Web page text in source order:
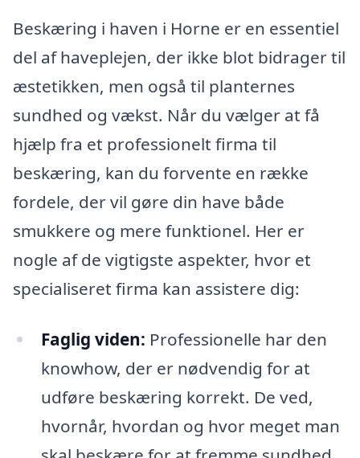
Beskæring i haven i Horne er en essentiel
del af haveplejen, der ikke blot bidrager til
æstetikken, men også til planternes
sundhed og vækst. Når du vælger at få
hjælp fra et professionelt firma til
beskæring, kan du forvente en række
fordele, der vil gøre din have både
smukkere og mere funktionel. Her er
nogle af de vigtigste aspekter, hvor et
specialiseret firma kan assistere dig:
Faglig viden: Professionelle har den
knowhow, der er nødvendig for at
udføre beskæring korrekt. De ved,
hvornår, hvordan og hvor meget man